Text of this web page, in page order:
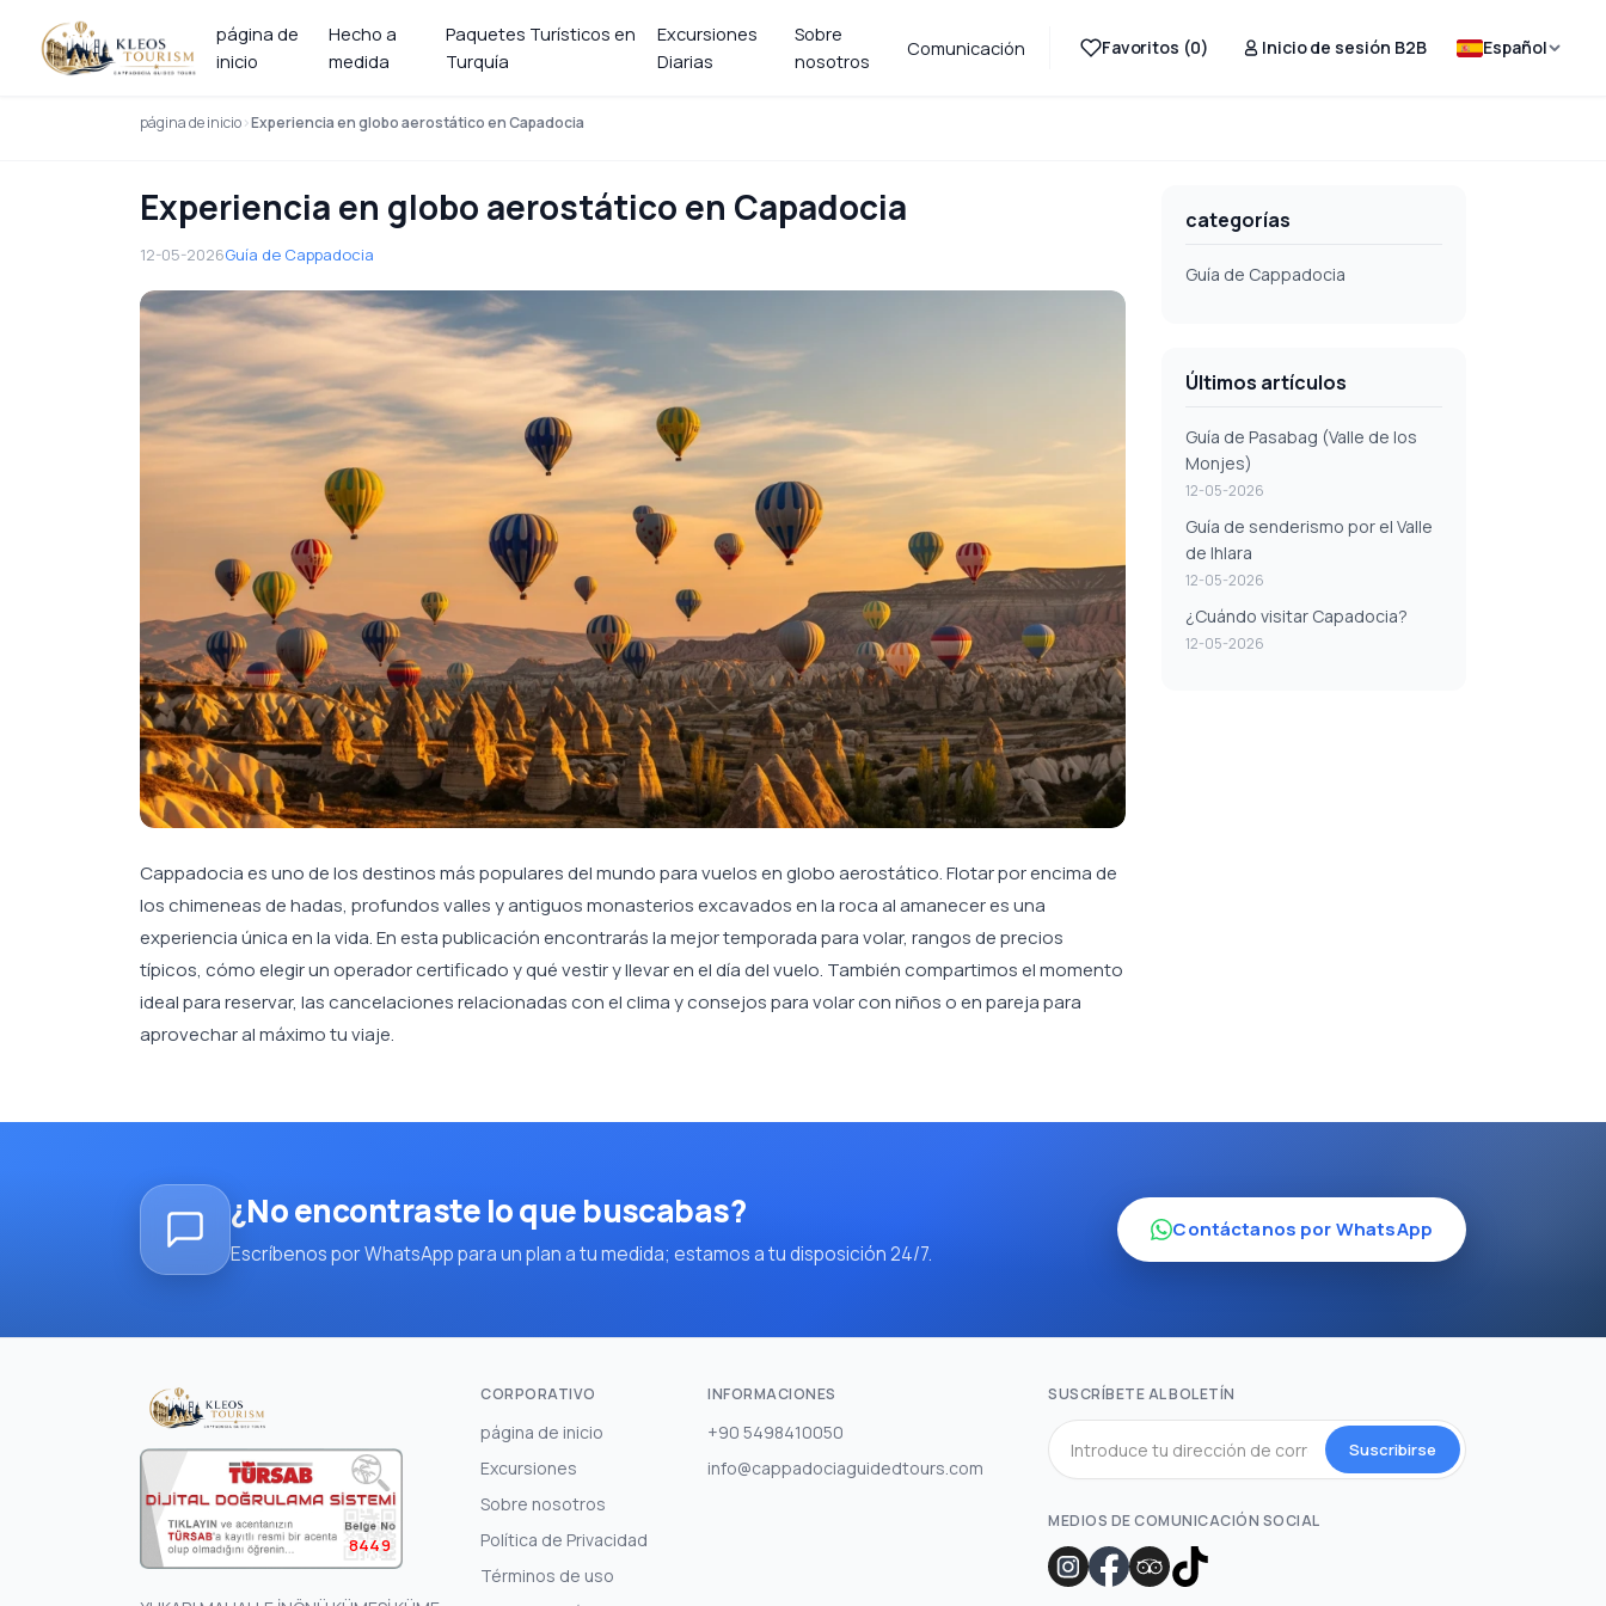
página de
inicio
Hecho a
medida
Paquetes Turísticos en
Turquía
Excursiones
Diarias
Sobre
nosotros
Comunicación Favoritos (0) Inicio de sesión B2B Español
página de inicio Experiencia en globo aerostático en Capadocia
Experiencia en globo aerostático en Capadocia
12-05-2026Guía de Cappadocia
Cappadocia es uno de los destinos más populares del mundo para vuelos en globo aerostático. Flotar por encima de
los chimeneas de hadas, profundos valles y antiguos monasterios excavados en la roca al amanecer es una
experiencia única en la vida. En esta publicación encontrarás la mejor temporada para volar, rangos de precios
típicos, cómo elegir un operador certificado y qué vestir y llevar en el día del vuelo. También compartimos el momento
ideal para reservar, las cancelaciones relacionadas con el clima y consejos para volar con niños o en pareja para
aprovechar al máximo tu viaje.
categorías
Guía de Cappadocia
Últimos artículos
Guía de Pasabag (Valle de los
Monjes)
12-05-2026
Guía de senderismo por el Valle
de Ihlara
12-05-2026
¿Cuándo visitar Capadocia?
12-05-2026
¿No encontraste lo que buscabas?
Escríbenos por WhatsApp para un plan a tu medida; estamos a tu disposición 24/7.
Contáctanos por WhatsApp
8449
CORPORATIVO
página de inicio
Excursiones
Sobre nosotros
Política de Privacidad
Términos de uso
INFORMACIONES
+90 5498410050
info@cappadociaguidedtours.com
SUSCRÍBETE AL BOLETÍN
Suscribirse
MEDIOS DE COMUNICACIÓN SOCIAL